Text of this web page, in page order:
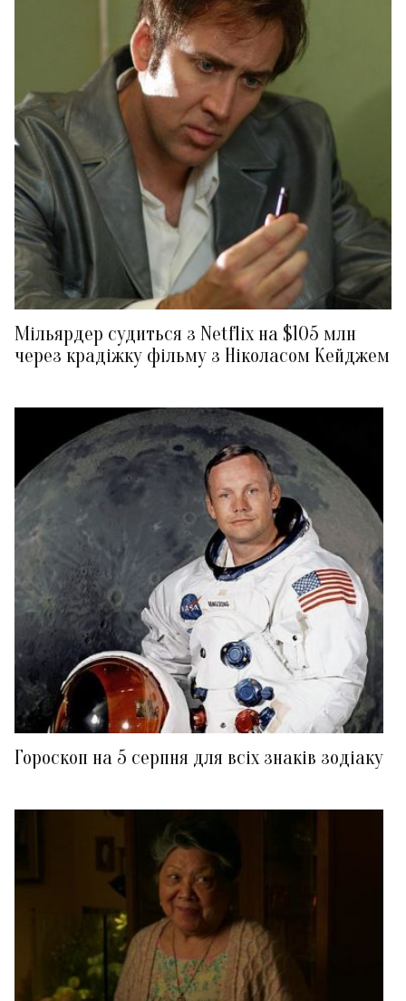
Мільярдер судиться з Netflix на $105 млн
через крадіжку фільму з Ніколасом Кейджем
Гороскоп на 5 серпня для всіх знаків зодіаку